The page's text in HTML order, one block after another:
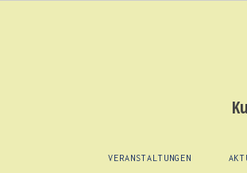
VERANSTALTUNGEN